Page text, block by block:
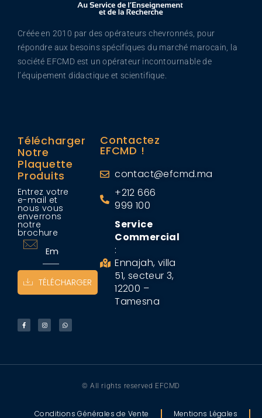
Créée en 2010 par des opérateurs chevronnés, pour
répondre aux besoins spécifiques du marché marocain, la
société EFCMD est un opérateur incontournable de
l’équipement didactique et scientifique.
Télécharger
Notre
Plaquette
Produits
Entrez votre
e-mail et
nous vous
enverrons
notre
brochure
TÉLÉCHARGER
Contactez
EFCMD !
contact@efcmd.ma
+212 666
999 100
Service
Commercial
:
Ennajah, villa
51, secteur 3,
12200 –
Tamesna
© All rights reserved EFCMD
Conditions Générales de Vente Mentions Légales